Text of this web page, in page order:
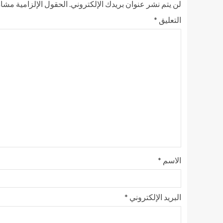
لن يتم نشر عنوان بريدك الإلكتروني. الحقول الإلزامية مشار
التعليق *
الاسم *
البريد الإلكتروني *